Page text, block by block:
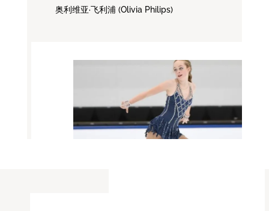
奥利维亚·飞利浦 (Olivia Philips)